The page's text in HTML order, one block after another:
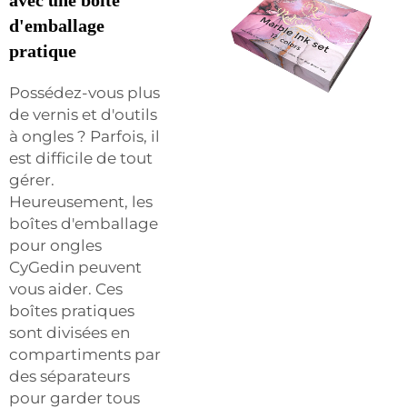
d'emballage
pratique
Possédez-vous plus
de vernis et d'outils
à ongles ? Parfois, il
est difficile de tout
gérer.
Heureusement, les
boîtes d'emballage
pour ongles
CyGedin peuvent
vous aider. Ces
boîtes pratiques
sont divisées en
compartiments par
des séparateurs
pour garder tous